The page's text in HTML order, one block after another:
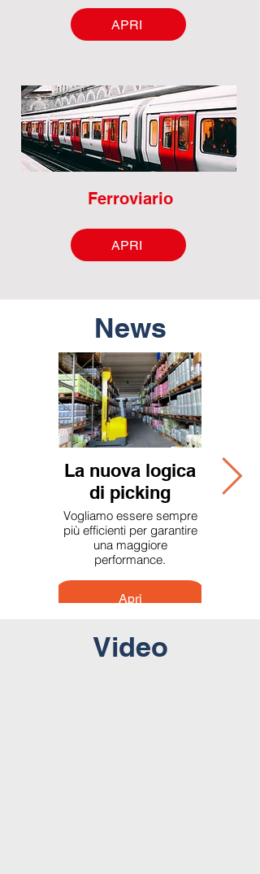
APRI
Ferroviario
APRI
News
La nuova logica
di picking
Vogliamo essere sempre
più efficienti per garantire
una maggiore
performance.
Apri
Video